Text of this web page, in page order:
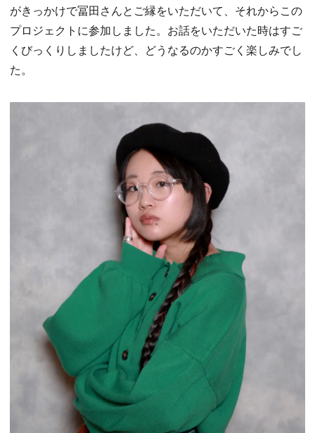
がきっかけで冨田さんとご縁をいただいて、それからこの
プロジェクトに参加しました。お話をいただいた時はすご
くびっくりしましたけど、どうなるのかすごく楽しみでし
た。